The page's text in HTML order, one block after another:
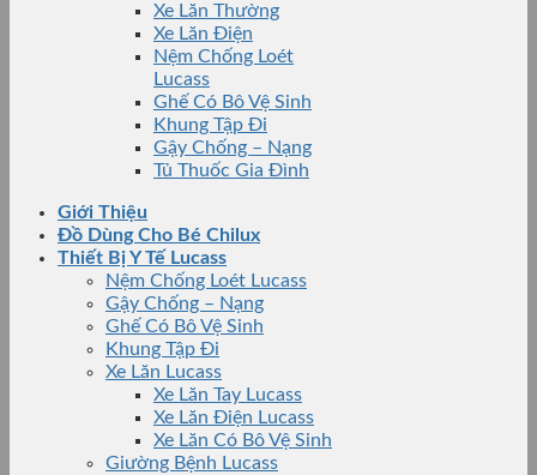
Xe Lăn Thường
Xe Lăn Điện
Nệm Chống Loét
Lucass
Ghế Có Bô Vệ Sinh
Khung Tập Đi
Gậy Chống – Nạng
Tủ Thuốc Gia Đình
Giới Thiệu
Đồ Dùng Cho Bé Chilux
Thiết Bị Y Tế Lucass
Nệm Chống Loét Lucass
Gậy Chống – Nạng
Ghế Có Bô Vệ Sinh
Khung Tập Đi
Xe Lăn Lucass
Xe Lăn Tay Lucass
Xe Lăn Điện Lucass
Xe Lăn Có Bô Vệ Sinh
Giường Bệnh Lucass